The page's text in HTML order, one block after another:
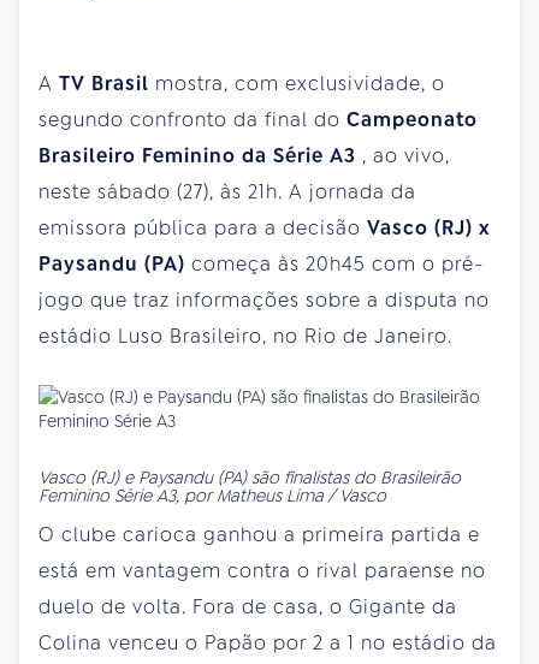
A TV Brasil mostra, com exclusividade, o
segundo confronto da final do Campeonato
Brasileiro Feminino da Série A3 , ao vivo,
neste sábado (27), às 21h. A jornada da
emissora pública para a decisão Vasco (RJ) x
Paysandu (PA) começa às 20h45 com o pré-
jogo que traz informações sobre a disputa no
estádio Luso Brasileiro, no Rio de Janeiro.
Vasco (RJ) e Paysandu (PA) são finalistas do Brasileirão
Feminino Série A3, por Matheus Lima / Vasco
O clube carioca ganhou a primeira partida e
está em vantagem contra o rival paraense no
duelo de volta. Fora de casa, o Gigante da
Colina venceu o Papão por 2 a 1 no estádio da